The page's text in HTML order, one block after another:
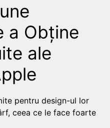
a Obține
ale
pentru design-ul lor
ceea ce le face foarte